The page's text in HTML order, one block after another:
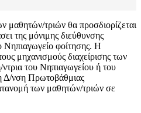
μαθητών/τριών θα προσδιορίζεται
της μόνιμης διεύθυνσης
Νηπιαγωγείο φοίτησης. Η
μηχανισμούς διαχείρισης των
του Νηπιαγωγείου ή του
Δ/νση Πρωτοβάθμιας
των μαθητών/τριών σε